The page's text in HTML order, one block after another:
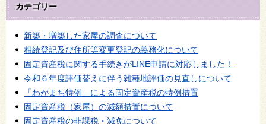
カテゴリー
新築・増築した家屋の調査について
相続登記及び住所等変更登記の義務化について
固定資産税に関する手続きがLINE申請に対応しました！
令和６年度評価替えに伴う雑種地評価の見直しについて
「わがまち特例」による固定資産税の特例措置
固定資産税（家屋）の減額措置について
固定資産税の非課税・減免について